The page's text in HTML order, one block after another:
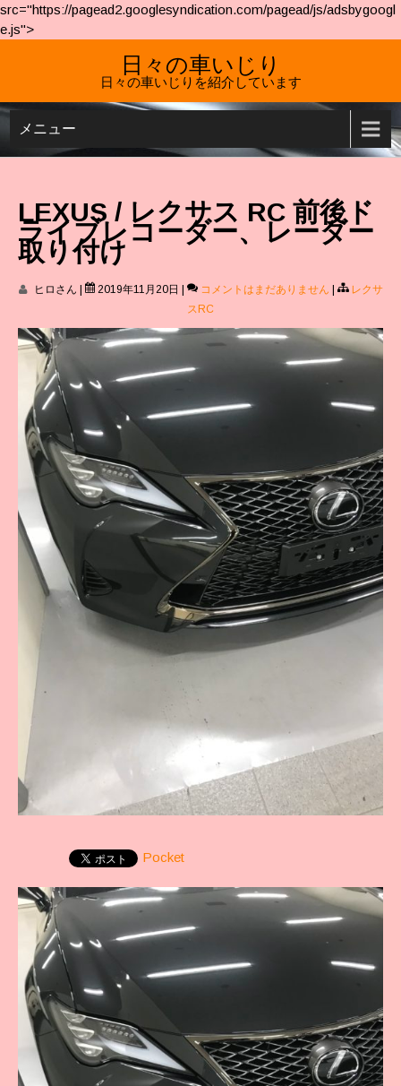
src="https://pagead2.googlesyndication.com/pagead/js/adsbygoogl
e.js">
日々の車いじり
日々の車いじりを紹介しています
メニュー
LEXUS / レクサス RC 前後ド
ライブレコーダー、レーダー
取り付け
ヒロさん 2019年11月20日 コメントはまだありません
レクサ
スRC
Pocket